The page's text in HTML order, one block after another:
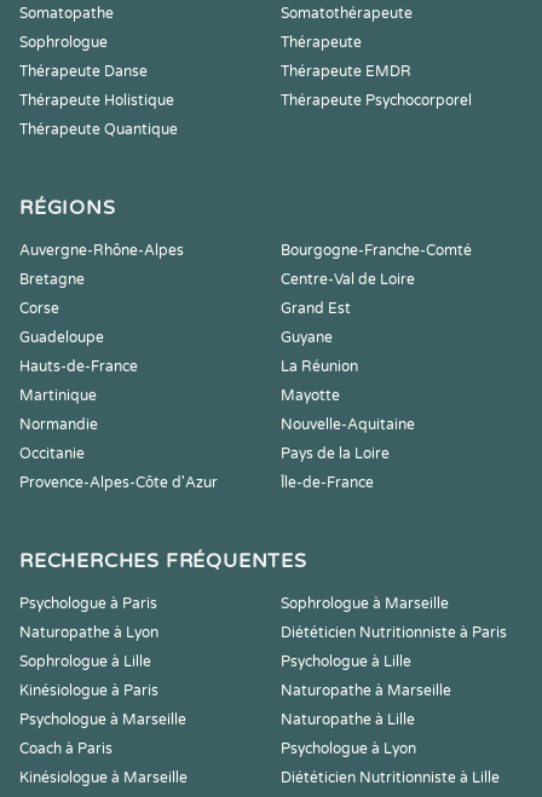
Somatopathe
Somatothérapeute
Sophrologue
Thérapeute
Thérapeute Danse
Thérapeute EMDR
Thérapeute Holistique
Thérapeute Psychocorporel
Thérapeute Quantique
RÉGIONS
Auvergne-Rhône-Alpes
Bourgogne-Franche-Comté
Bretagne
Centre-Val de Loire
Corse
Grand Est
Guadeloupe
Guyane
Hauts-de-France
La Réunion
Martinique
Mayotte
Normandie
Nouvelle-Aquitaine
Occitanie
Pays de la Loire
Provence-Alpes-Côte d'Azur
Île-de-France
RECHERCHES FRÉQUENTES
Psychologue à Paris
Sophrologue à Marseille
Naturopathe à Lyon
Diététicien Nutritionniste à Paris
Sophrologue à Lille
Psychologue à Lille
Kinésiologue à Paris
Naturopathe à Marseille
Psychologue à Marseille
Naturopathe à Lille
Coach à Paris
Psychologue à Lyon
Kinésiologue à Marseille
Diététicien Nutritionniste à Lille